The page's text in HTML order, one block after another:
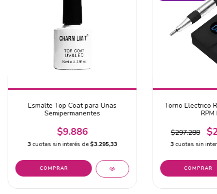
Esmalte Top Coat para Unas
Semipermanentes
$9.886
3cuotas sin interés de$3.295,33
Torno Electrico
$297.288
3cuotas sin